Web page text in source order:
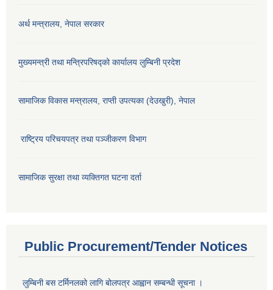
अर्थ मन्त्रालय, नेपाल सरकार
मुख्यमन्त्री तथा मन्त्रिपरिषद्को कार्यालय लुम्बिनी प्रदेश
सामाजिक विकास मन्‍‍त्रालय, राप्ती उपत्यका (देउखुरी), नेपाल
राष्ट्रिय परिचयपत्र तथा पञ्जीकरण विभाग
सामाजिक सुरक्षा तथा व्यक्तिगत घटना दर्ता
Public Procurement/Tender Notices
लुम्बिनी बस टर्मिनलको लागि बोलपत्र आह्वान सम्बन्धी सूचना ।